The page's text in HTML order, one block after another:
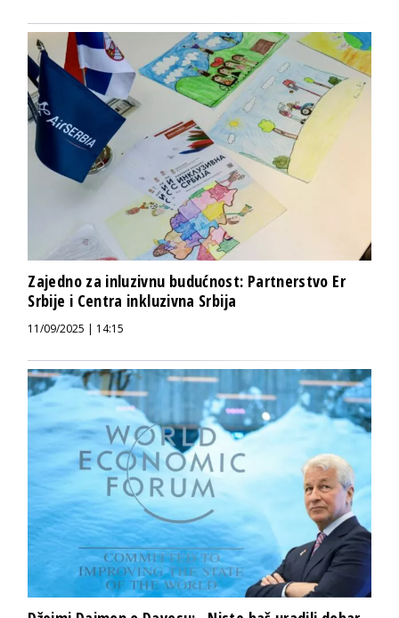
Zajedno za inluzivnu budućnost: Partnerstvo Er
Srbije i Centra inkluzivna Srbija
11/09/2025 | 14:15